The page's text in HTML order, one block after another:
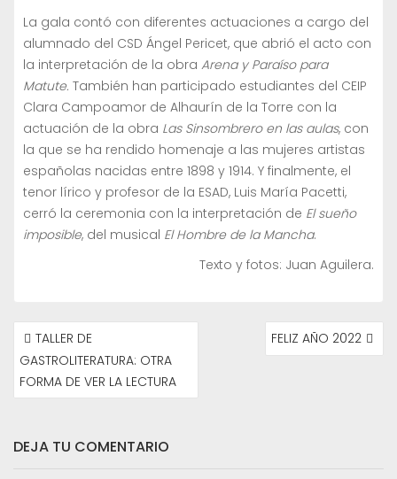
La gala contó con diferentes actuaciones a cargo del
alumnado del CSD Ángel Pericet, que abrió el acto con
la interpretación de la obra Arena y Paraíso para
Matute. También han participado estudiantes del CEIP
Clara Campoamor de Alhaurín de la Torre con la
actuación de la obra Las Sinsombrero en las aulas, con
la que se ha rendido homenaje a las mujeres artistas
españolas nacidas entre 1898 y 1914. Y finalmente, el
tenor lírico y profesor de la ESAD, Luis María Pacetti,
cerró la ceremonia con la interpretación de El sueño
imposible, del musical El Hombre de la Mancha.
Texto y fotos: Juan Aguilera.
NAVEGACIÓN
DE
ENTRADAS
TALLER DE
GASTROLITERATURA: OTRA
FORMA DE VER LA LECTURA
FELIZ AÑO 2022
DEJA TU COMENTARIO